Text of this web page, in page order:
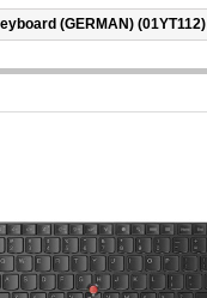
(GERMAN) (01YT112)